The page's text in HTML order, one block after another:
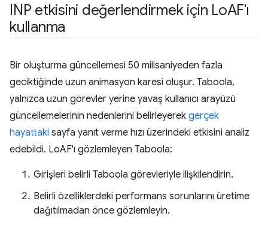
INP etkisini değerlendirmek için LoAF'ı
kullanma
Bir oluşturma güncellemesi 50 milisaniyeden fazla
geciktiğinde uzun animasyon karesi oluşur. Taboola,
yalnızca uzun görevler yerine yavaş kullanıcı arayüzü
güncellemelerinin nedenlerini belirleyerek gerçek
hayattaki sayfa yanıt verme hızı üzerindeki etkisini analiz
edebildi. LoAF'ı gözlemleyen Taboola:
Girişleri belirli Taboola görevleriyle ilişkilendirin.
Belirli özelliklerdeki performans sorunlarını üretime
dağıtılmadan önce gözlemleyin.